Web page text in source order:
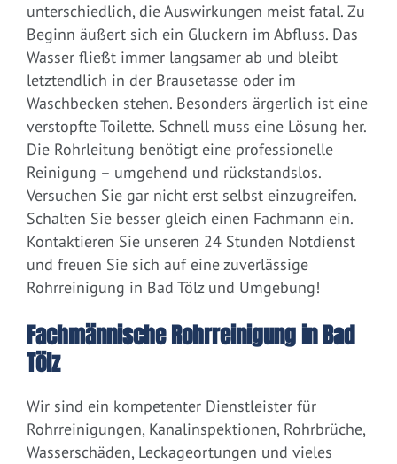
unterschiedlich, die Auswirkungen meist fatal. Zu
Beginn äußert sich ein Gluckern im Abfluss. Das
Wasser fließt immer langsamer ab und bleibt
letztendlich in der Brausetasse oder im
Waschbecken stehen. Besonders ärgerlich ist eine
verstopfte Toilette. Schnell muss eine Lösung her.
Die Rohrleitung benötigt eine professionelle
Reinigung – umgehend und rückstandslos.
Versuchen Sie gar nicht erst selbst einzugreifen.
Schalten Sie besser gleich einen Fachmann ein.
Kontaktieren Sie unseren 24 Stunden Notdienst
und freuen Sie sich auf eine zuverlässige
Rohrreinigung in Bad Tölz und Umgebung!
Fachmännische Rohrreinigung in Bad
Tölz
Wir sind ein kompetenter Dienstleister für
Rohrreinigungen, Kanalinspektionen, Rohrbrüche,
Wasserschäden, Leckageortungen und vieles